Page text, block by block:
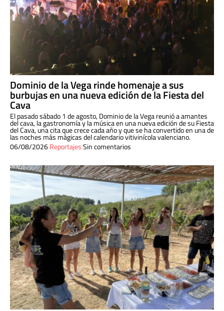
Dominio de la Vega rinde homenaje a sus
burbujas en una nueva edición de la Fiesta del
Cava
El pasado sábado 1 de agosto, Dominio de la Vega reunió a amantes
del cava, la gastronomía y la música en una nueva edición de su Fiesta
del Cava, una cita que crece cada año y que se ha convertido en una de
las noches más mágicas del calendario vitivinícola valenciano.
06/08/2026ReportajesSin comentarios